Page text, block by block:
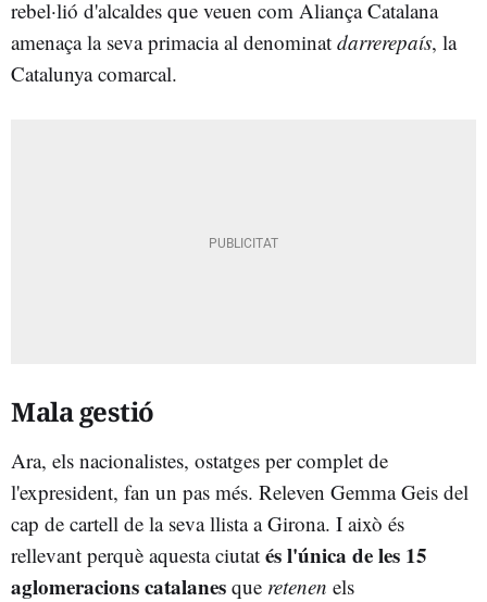
rebel·lió d'alcaldes que veuen com Aliança Catalana
amenaça la seva primacia al denominat darrerepaís, la
Catalunya comarcal.
Mala gestió
Ara, els nacionalistes, ostatges per complet de
l'expresident, fan un pas més. Releven Gemma Geis del
cap de cartell de la seva llista a Girona. I això és
rellevant perquè aquesta ciutat és l'única de les 15
aglomeracions catalanes que retenen els